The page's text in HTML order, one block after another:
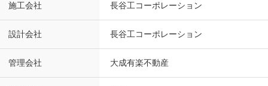
施工会社 長谷工コーポレーション
設計会社 長谷工コーポレーション
管理会社 大成有楽不動産